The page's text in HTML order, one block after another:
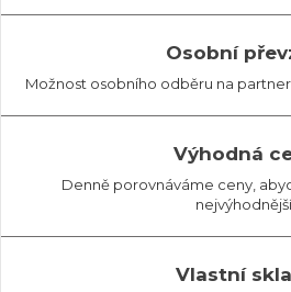
Osobní
Možnost osobního odběru na
Výhodná
Denně porovnáváme ceny,
Vlastní